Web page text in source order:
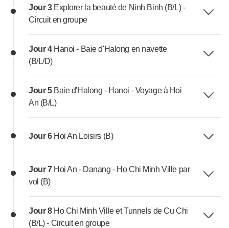
Jour 3 Explorer la beauté de Ninh Binh (B/L) -
Circuit en groupe
Jour 4 Hanoi - Baie d'Halong en navette
(B/L/D)
Jour 5 Baie d'Halong - Hanoi - Voyage à Hoi
An (B/L)
Jour 6 Hoi An Loisirs (B)
Jour 7 Hoi An - Danang - Ho Chi Minh Ville par
vol (B)
Jour 8 Ho Chi Minh Ville et Tunnels de Cu Chi
(B/L) - Circuit en groupe